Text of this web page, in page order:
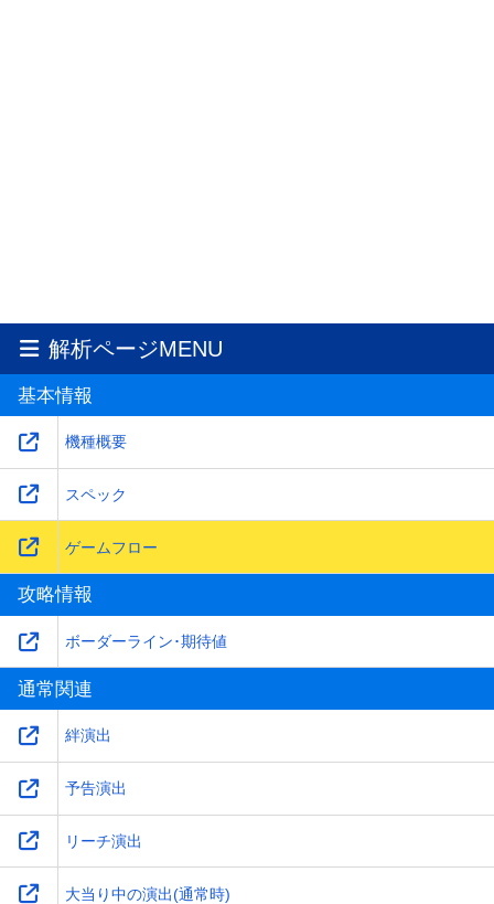
解析ページMENU
基本情報
機種概要
スペック
ゲームフロー
攻略情報
ボーダーライン･期待値
通常関連
絆演出
予告演出
リーチ演出
大当り中の演出(通常時)